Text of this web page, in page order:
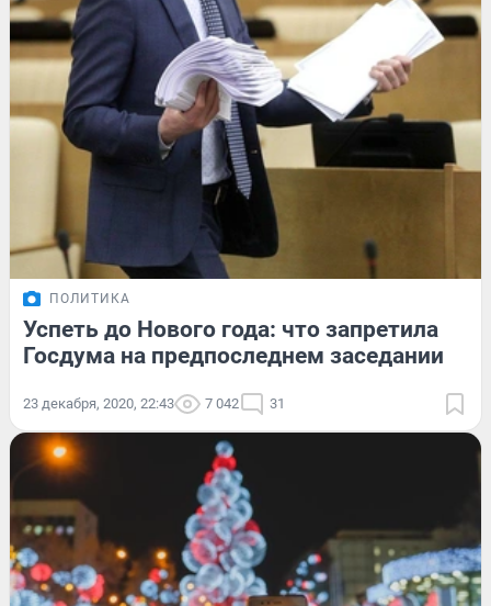
ПОЛИТИКА
Успеть до Нового года: что запретила
Госдума на предпоследнем заседании
23 декабря, 2020, 22:43 7 042 31